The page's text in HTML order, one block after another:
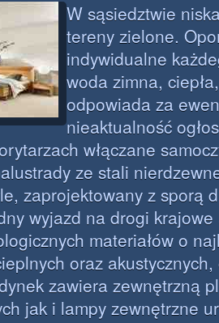
W sąsiedztwie
tereny zielone.
indywidualne
woda zimna,
odpowiada za
nieaktualność
włączane
ze stali
zaprojektowany z sporą
wyjazd na drogi
materiałów o
oraz
zawiera zewnętrzną
jak i lampy zewnętrzne